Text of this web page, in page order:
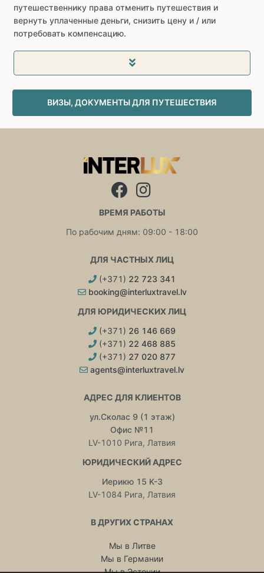
путешественнику права отменить путешествия и
вернуть уплаченные деньги, снизить цену и / или
потребовать компенсацию.
ВИЗЫ, ДОКУМЕНТЫ ДЛЯ ПУТЕШЕСТВИЯ
ВРЕМЯ РАБОТЫ
По рабочим дням: 09:00 - 18:00
ДЛЯ ЧАСТНЫХ ЛИЦ
(+371) 22 723 341
booking@interluxtravel.lv
ДЛЯ ЮРИДИЧЕСКИХ ЛИЦ
(+371) 26 146 669
(+371) 22 468 885
(+371) 27 020 877
agents@interluxtravel.lv
АДРЕС ДЛЯ КЛИЕНТОВ
ул.Сколас 9 (1 этаж)
Офис №11
LV-1010 Рига, Латвия
ЮРИДИЧЕСКИЙ АДРЕС
Иерикю 15 K-3
LV-1084 Рига, Латвия
В ДРУГИХ СТРАНАХ
Мы в Литве
Мы в Германии